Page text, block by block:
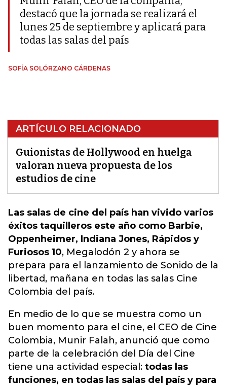
destacó que la jornada se realizará el
lunes 25 de septiembre y aplicará para
todas las salas del país
SOFÍA SOLÓRZANO CÁRDENAS
ARTÍCULO RELACIONADO
Guionistas de Hollywood en huelga
valoran nueva propuesta de los
estudios de cine
Las salas de cine del país han vivido varios
éxitos taquilleros este año como Barbie,
Oppenheimer, Indiana Jones, Rápidos y
Furiosos 10, Megalodón 2 y ahora se
prepara para el lanzamiento de Sonido de la
libertad, mañana en todas las salas Cine
Colombia del país.
En medio de lo que se muestra como un
buen momento para el cine, el CEO de Cine
Colombia, Munir Falah, anunció que como
parte de la celebración del Día del Cine
tiene una actividad especial: todas las
funciones, en todas las salas del país y para